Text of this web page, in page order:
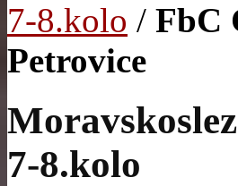
7-8.kolo / FbC
Petrovice
7-8.kolo